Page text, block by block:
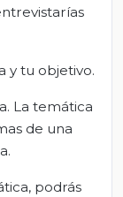
y tu objetivo.
La temática
de una
podrás